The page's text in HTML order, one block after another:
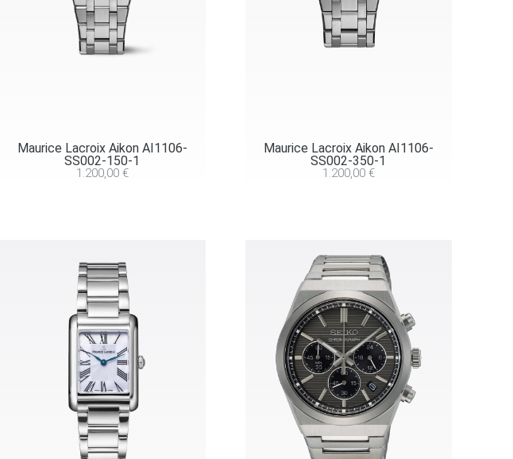
Maurice Lacroix Aikon AI1106-
SS002-150-1
1.200,00 €
Maurice Lacroix Aikon AI1106-
SS002-350-1
1.200,00 €